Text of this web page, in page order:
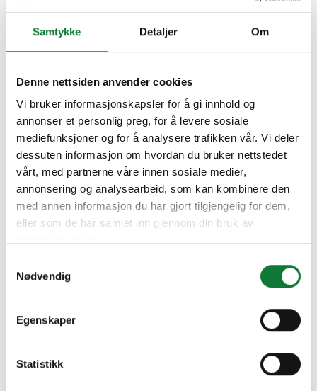
Samtykke Detaljer Om
Denne nettsiden anvender cookies
Vi bruker informasjonskapsler for å gi innhold og
annonser et personlig preg, for å levere sosiale
mediefunksjoner og for å analysere trafikken vår. Vi deler
dessuten informasjon om hvordan du bruker nettstedet
vårt, med partnerne våre innen sosiale medier,
annonsering og analysearbeid, som kan kombinere den
med annen informasjon du har gjort tilgjengelig for dem,
eller som de har samlet inn gjennom din bruk av
Nødvendig
Egenskaper
Statistikk